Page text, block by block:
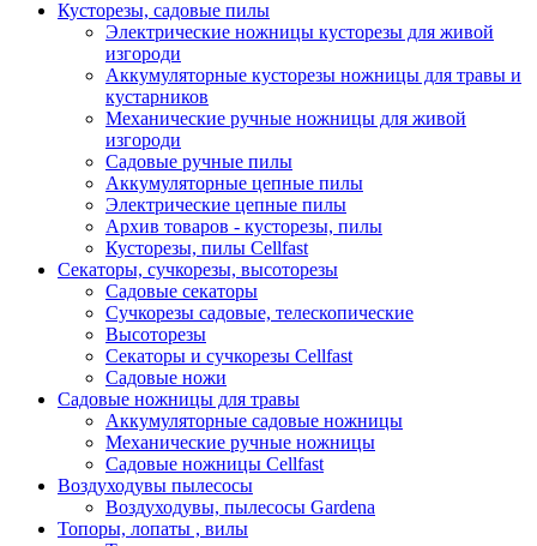
Кусторезы, садовые пилы
Электрические ножницы кусторезы для живой
изгороди
Аккумуляторные кусторезы ножницы для травы и
кустарников
Механические ручные ножницы для живой
изгороди
Садовые ручные пилы
Аккумуляторные цепные пилы
Электрические цепные пилы
Архив товаров - кусторезы, пилы
Кусторезы, пилы Cellfast
Секаторы, сучкорезы, высоторезы
Садовые секаторы
Сучкорезы садовые, телескопические
Высоторезы
Секаторы и сучкорезы Cellfast
Садовые ножи
Садовые ножницы для травы
Аккумуляторные садовые ножницы
Механические ручные ножницы
Садовые ножницы Cellfast
Воздуходувы пылесосы
Воздуходувы, пылесосы Gardena
Топоры, лопаты , вилы